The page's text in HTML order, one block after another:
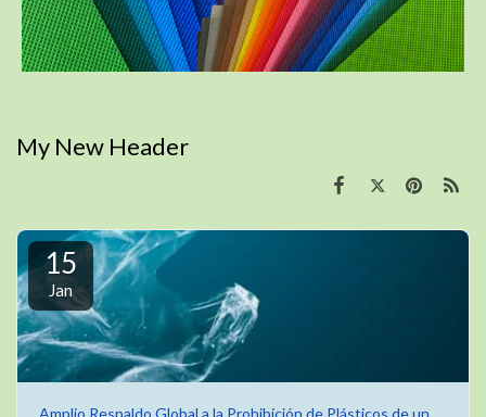
My New Header
15
Jan
Amplio Respaldo Global a la Prohibición de Plásticos de un